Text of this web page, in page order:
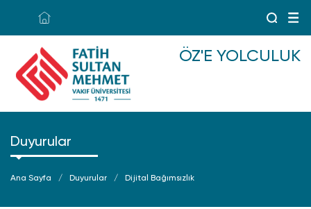
ÖZ'E YOLCULUK
Duyurular
Ana Sayfa Duyurular Dijital Bağımsızlık